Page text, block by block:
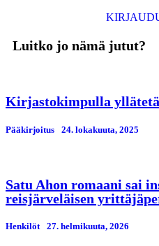
Luitko jo nämä jutut?
Kirjastokimpulla
Pääkirjoitus 24. lokakuuta, 2025
Satu Ahon romaani sai
reisjärveläisen
Henkilöt 27. helmikuuta, 2026